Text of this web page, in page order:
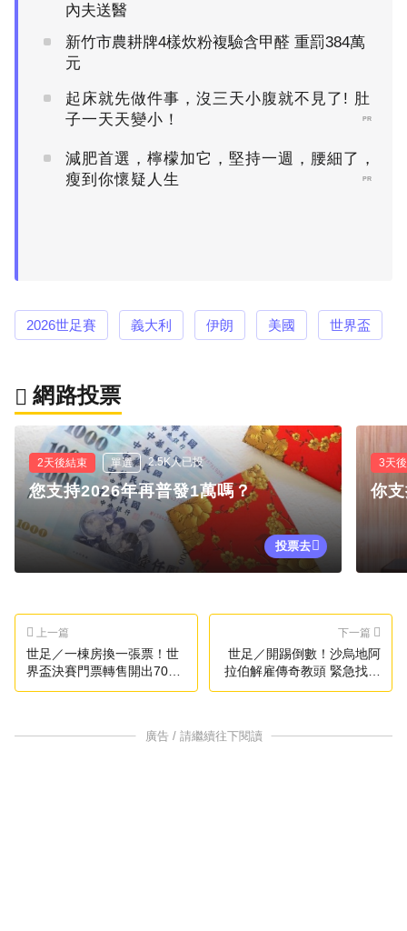
內夫送醫
新竹市農耕牌4樣炊粉複驗含甲醛 重罰384萬
元
起床就先做件事，沒三天小腹就不見了! 肚
子一天天變小！
PR
減肥首選，檸檬加它，堅持一週，腰細了，
瘦到你懷疑人生
PR
2026世足賽 義大利 伊朗 美國 世界盃
網路投票
2天後結束 單選 2.5K人已投
您支持2026年再普發1萬嗎？
投票去
3天
你
上一篇
世足／一棟房換一張票！世
界盃決賽門票轉售開出7000
萬
下一篇
世足／開踢倒數！沙烏地阿
拉伯解雇傳奇教頭 緊急找他
救火
廣告 / 請繼續往下閱讀